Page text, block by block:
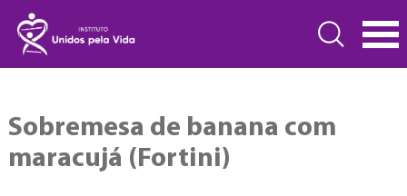
Sobremesa de banana com
maracujá (Fortini)